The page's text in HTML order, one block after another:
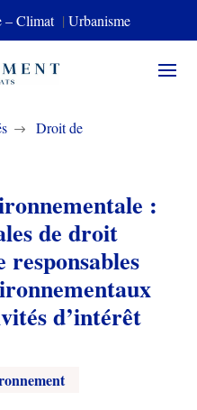
– Climat | Urbanisme
$
Droit de
:
de droit
d’intérêt